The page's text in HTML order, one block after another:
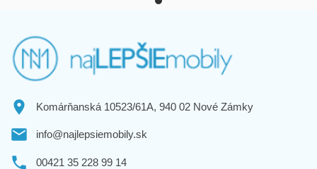
Komárňanská 10523/61A, 940 02 Nové Zámky
info@najlepsiemobily.sk
00421 35 228 99 14